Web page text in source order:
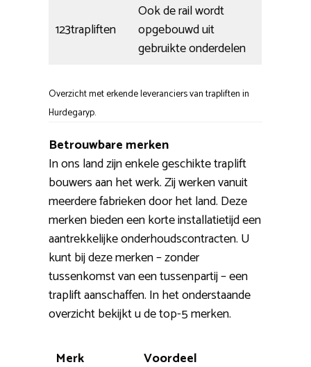
123trapliften
Ook de rail wordt
opgebouwd uit
gebruikte onderdelen
Overzicht met erkende leveranciers van trapliften in
Hurdegaryp.
Betrouwbare merken
In ons land zijn enkele geschikte traplift
bouwers aan het werk. Zij werken vanuit
meerdere fabrieken door het land. Deze
merken bieden een korte installatietijd een
aantrekkelijke onderhoudscontracten. U
kunt bij deze merken – zonder
tussenkomst van een tussenpartij – een
traplift aanschaffen. In het onderstaande
overzicht bekijkt u de top-5 merken.
Merk Voordeel